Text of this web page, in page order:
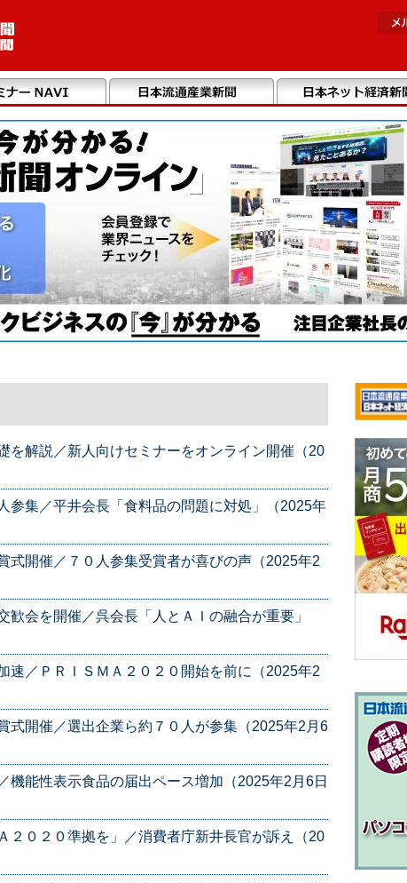
を解説／新人向けセミナーをオンライン開催（20
参集／平井会長「食料品の問題に対処」（2025年
式開催／７０人参集受賞者が喜びの声（2025年2
歓会を開催／呉会長「人とＡＩの融合が重要」
速／ＰＲＩＳＭＡ２０２０開始を前に（2025年2
式開催／選出企業ら約７０人が参集（2025年2月6
機能性表示食品の届出ペース増加（2025年2月6日
２０２０準拠を」／消費者庁新井長官が訴え（20